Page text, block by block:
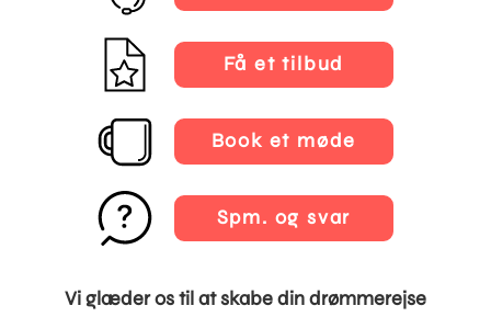
Få et tilbud
Book et møde
Spm. og svar
Vi glæder os til at skabe din drømmerejse